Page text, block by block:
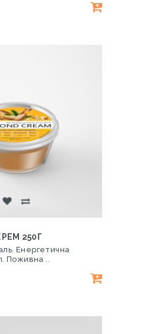
250Г
Енергетична
Поживна ..